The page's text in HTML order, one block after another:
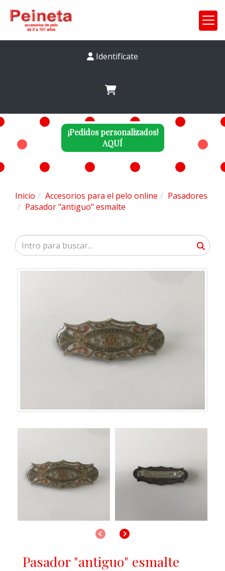
Identifícate
¡Pedidos personalizados!
AQUÍ
Inicio Accesorios para el pelo online
Pasadores
Pasador "antiguo" esmalte
AnteriorSiguiente
Pasador "antiguo" esmalte